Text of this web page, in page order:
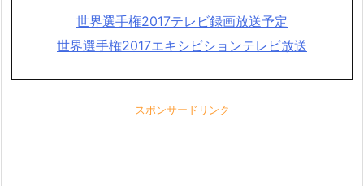
世界選手権2017テレビ録画放送予定
世界選手権2017エキシビションテレビ放送
スポンサードリンク